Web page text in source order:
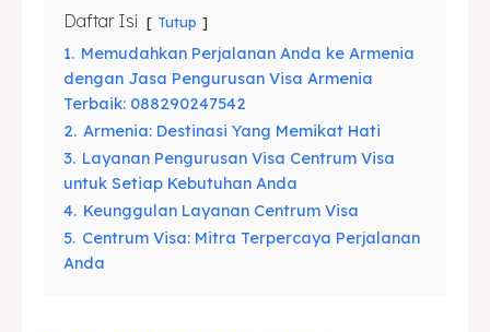
Daftar Isi Tutup
1. Memudahkan Perjalanan Anda ke Armenia
dengan Jasa Pengurusan Visa Armenia
Terbaik: 088290247542
2. Armenia: Destinasi Yang Memikat Hati
3. Layanan Pengurusan Visa Centrum Visa
untuk Setiap Kebutuhan Anda
4. Keunggulan Layanan Centrum Visa
5. Centrum Visa: Mitra Terpercaya Perjalanan
Anda